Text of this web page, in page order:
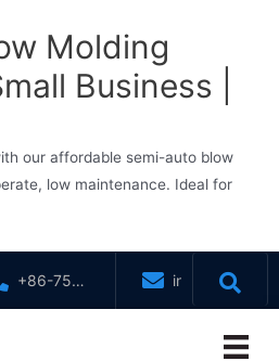
Molding
Business |
our affordable semi-auto blow
low maintenance. Ideal for
+86-755-
88321071